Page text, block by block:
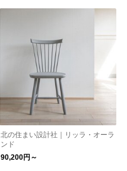
北の住まい設計社｜リッラ・オーラ
ンド
90,200円～